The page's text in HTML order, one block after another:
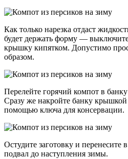
Как только нарезка отдаст
будет держать форму —
крышку кипятком. Допустимо
образом.
Перелейте горячий компот в
Сразу же накройте банку крышкой
помощью ключа для консервации.
Остудите заготовку и перенесите
подвал до наступления зимы.